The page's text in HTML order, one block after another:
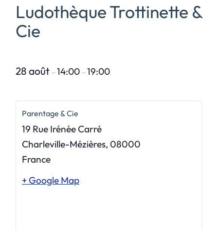
Ludothèque Trottinette &
Cie
28 août – 14:00 – 19:00
Parentage & Cie
19 Rue Irénée Carré
Charleville-Mézières, 08000
France
+ Google Map